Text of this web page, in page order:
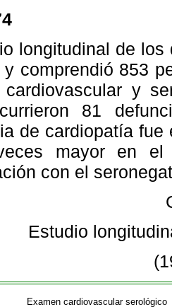
longitudinal de
y comprendió 853
cardiovascular y
81
de cardiopatía
mayor en el
con el
Estudio
Examen cardiovascular serológico